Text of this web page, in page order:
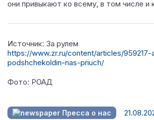
они привыкают ко всему, в том числе и
Источник: За рулем
https://www.zr.ru/content/articles/959217-
podshchekoldin-nas-priuch/
Фото: РОАД
Пресса о нас